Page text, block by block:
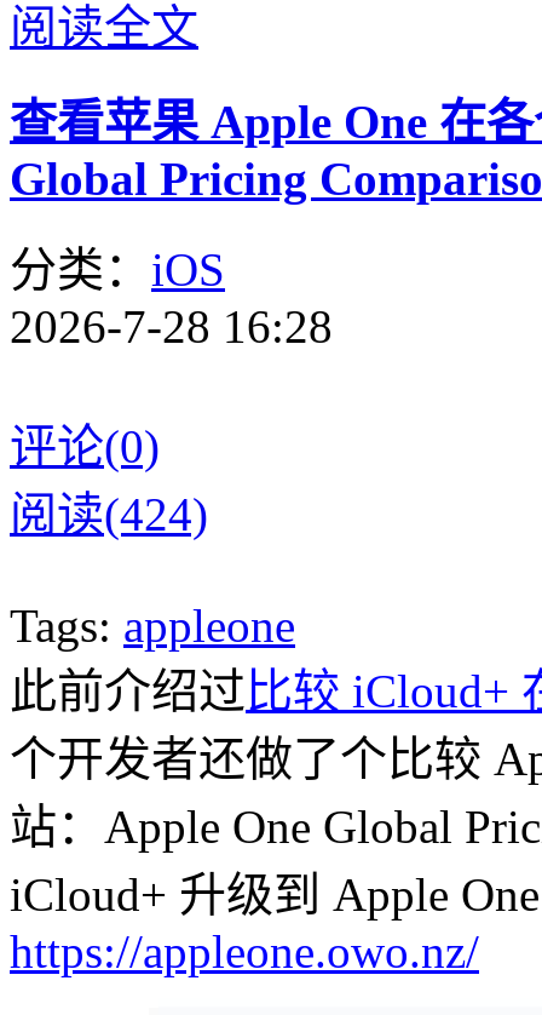
阅读全文
查看苹果 Apple One 在
Global Pricing
分类： iOS
2026-7-28 16:28
评论(0)
阅读(424)
Tags: appleone
此前介绍过 比较 iCloud+
个开发者还做了个比较
站：Apple One Global
iCloud+ 升级到 Apple
https://appleone.owo.nz/